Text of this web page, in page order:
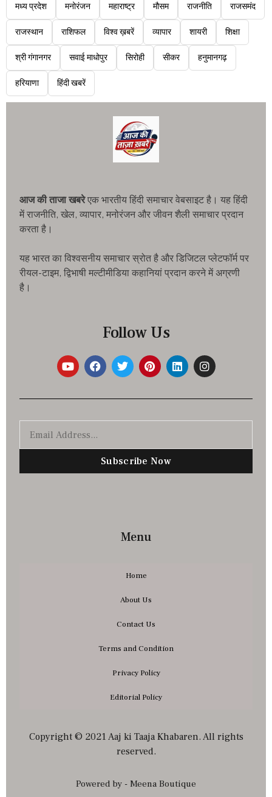
मध्य प्रदेश मनोरंजन महाराष्ट्र मौसम राजनीति राजसमंद
राजस्थान राशिफल विश्व ख़बरें व्यापार शायरी शिक्षा
श्री गंगानगर सवाई माधोपुर सिरोही सीकर हनुमानगढ़
हरियाणा हिंदी खबरें
आज की ताजा खबरेएक भारतीय हिंदी समाचार वेबसाइट है। यह हिंदी
में राजनीति, खेल, व्यापार, मनोरंजन और जीवन शैली समाचार प्रदान
करता है।
यह भारत का विश्वसनीय समाचार स्रोत है और डिजिटल प्लेटफॉर्म पर
रीयल-टाइम, द्विभाषी मल्टीमीडिया कहानियां प्रदान करने में अग्रणी
है।
Follow Us
Subscribe Now
Menu
Home
About Us
Contact Us
Terms and Condition
Privacy Policy
Editorial Policy
Copyright © 2021 Aaj ki Taaja Khabaren. All rights
reserved.
Powered by - Meena Boutique